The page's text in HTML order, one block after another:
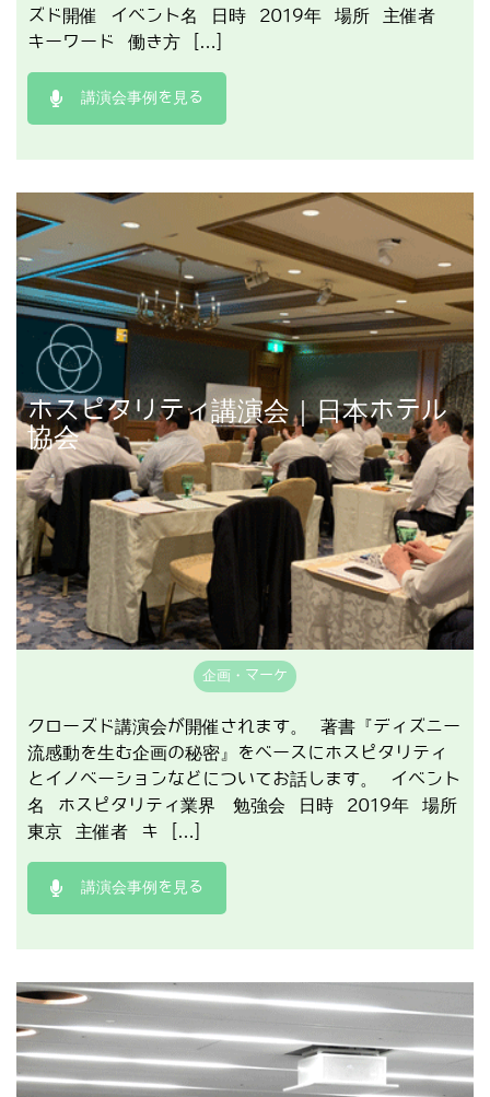
ズド開催 イベント名 日時 2019年 場所 主催者
キーワード 働き方 […]
講演会事例を見る
ホスピタリティ講演会｜日本ホテル
協会
講演事例を見る
企画・マーケ
クローズド講演会が開催されます。 著書『ディズニー
流感動を生む企画の秘密』をベースにホスピタリティ
とイノベーションなどについてお話します。 イベント
名 ホスピタリティ業界 勉強会 日時 2019年 場所
東京 主催者 キ […]
講演会事例を見る